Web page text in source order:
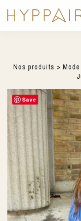
Nos produits >
Save